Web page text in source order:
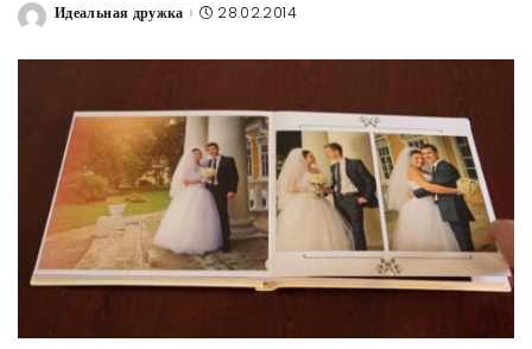
Posted
Идеальная дружка 28.02.2014